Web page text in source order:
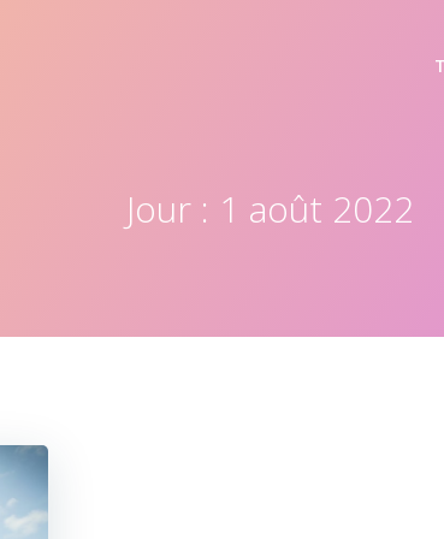
Jour : 1 août 2022